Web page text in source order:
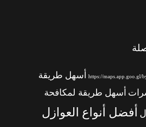
https://maps.app.goo.gl/
أسهل طريقة
أسهل طريقة لمكافحة
أفضل أنواع العوازل